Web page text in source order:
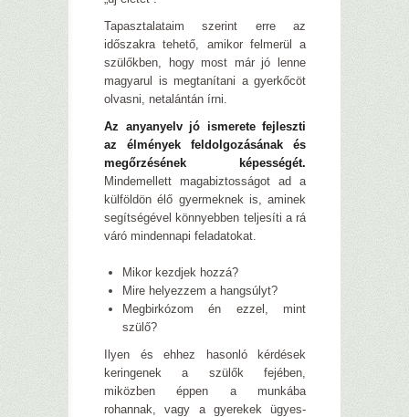
Tapasztalataim szerint erre az
időszakra tehető, amikor felmerül a
szülőkben, hogy most már jó lenne
magyarul is megtanítani a gyerkőcöt
olvasni, netalántán írni.
Az anyanyelv jó ismerete fejleszti
az élmények feldolgozásának és
megőrzésének képességét.
Mindemellett magabiztosságot ad a
külföldön élő gyermeknek is, aminek
segítségével könnyebben teljesíti a rá
váró mindennapi feladatokat.
Mikor kezdjek hozzá?
Mire helyezzem a hangsúlyt?
Megbirkózom én ezzel, mint
szülő?
Ilyen és ehhez hasonló kérdések
keringenek a szülők fejében,
miközben éppen a munkába
rohannak, vagy a gyerekek ügyes-